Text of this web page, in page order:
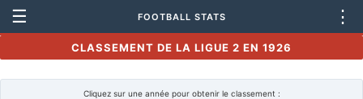
☰ FOOTBALL STATS ⋮
CLASSEMENT DE LA LIGUE 2 EN 1926
Cliquez sur une année pour obtenir le classement :